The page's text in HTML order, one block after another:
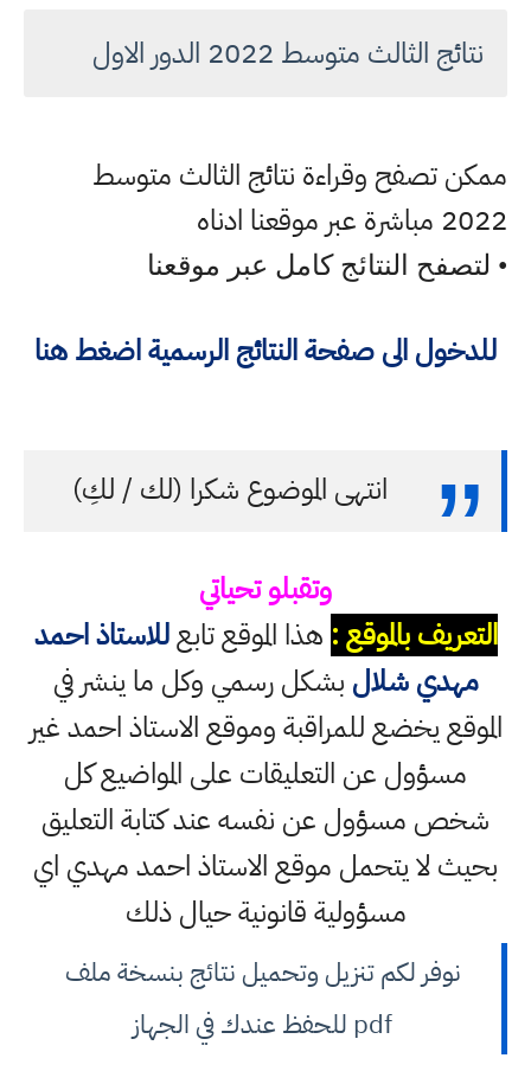
نتائج الثالث متوسط 2022 الدور الاول
ممكن تصفح وقراءة نتائج الثالث متوسط
2022 مباشرة عبر موقعنا ادناه
• لتصفح النتائج كامل عبر موقعنا
للدخول الى صفحة النتائج الرسمية اضغط هنا
انتهى الموضوع شكرا (لك / لكِ)
وتقبلو تحياتي
التعريف بالموقع : هذا الموقع تابعللاستاذ احمد
مهدي شلال بشكل رسمي وكل ما ينشر في
الموقع يخضع للمراقبة وموقع الاستاذ احمد غير
مسؤول عن التعليقات على المواضيع كل
شخص مسؤول عن نفسه عند كتابة التعليق
بحيث لا يتحمل موقع الاستاذ احمد مهدي اي
مسؤولية قانونية حيال ذلك
نوفر لكم تنزيل وتحميل نتائج بنسخة ملف
pdf للحفظ عندك في الجهاز